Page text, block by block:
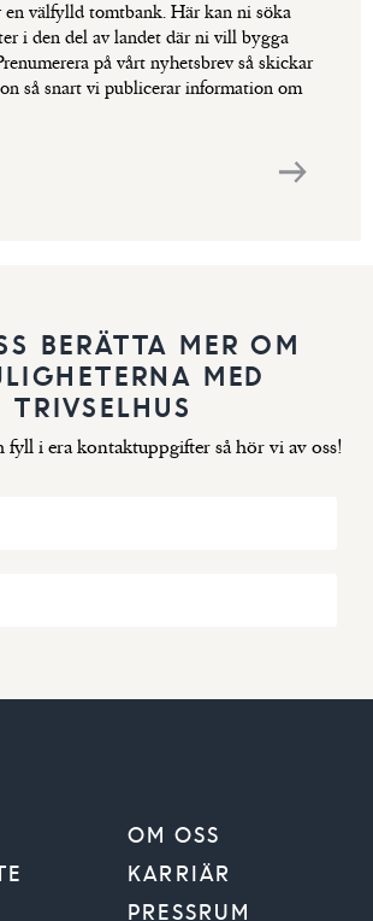
en välfylld tomtbank. Här kan ni söka
i den del av landet där ni vill bygga
på vårt nyhetsbrev så skickar
så snart vi publicerar information om
BERÄTTA MER OM
MED
TRIVSELHUS
fyll i era kontaktuppgifter så hör vi av oss!
OM OSS
KARRIÄR
PRESSRUM